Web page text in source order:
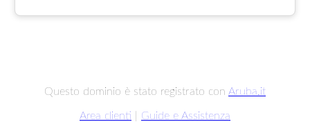
Questo dominio è stato registrato con Aruba.it
Area clienti Guide e Assistenza